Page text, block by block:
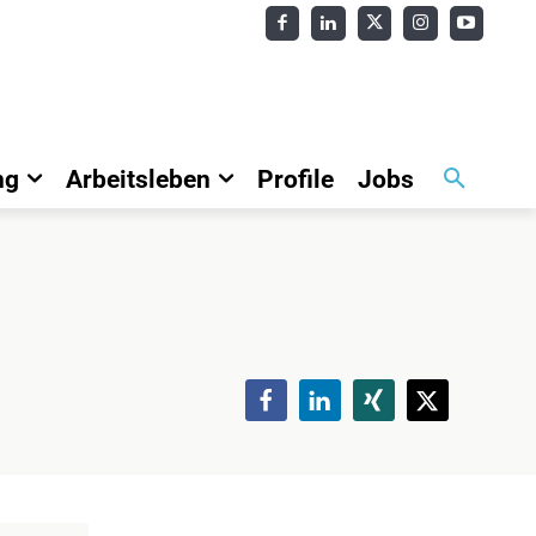
Arbeitsleben Profile Jobs